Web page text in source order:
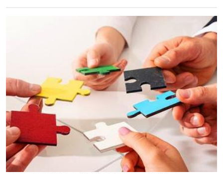
公司的20万，给了垫资公司1万的费用。小王从垫资公司短
期拆借一笔的行为就叫做垫资过桥，当然这只是 ...